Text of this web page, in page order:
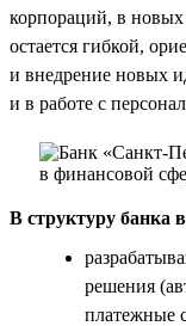
корпораций, в новых
остается гибкой,
и внедрение новых
и в работе с
В структуру банка
решения
платежные